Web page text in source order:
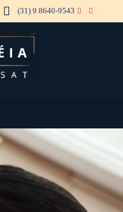
(31) 9 8640-9543